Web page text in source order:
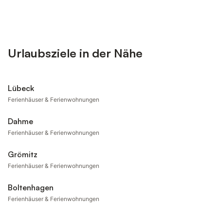
Urlaubsziele in der Nähe
Lübeck
Ferienhäuser & Ferienwohnungen
Dahme
Ferienhäuser & Ferienwohnungen
Grömitz
Ferienhäuser & Ferienwohnungen
Boltenhagen
Ferienhäuser & Ferienwohnungen